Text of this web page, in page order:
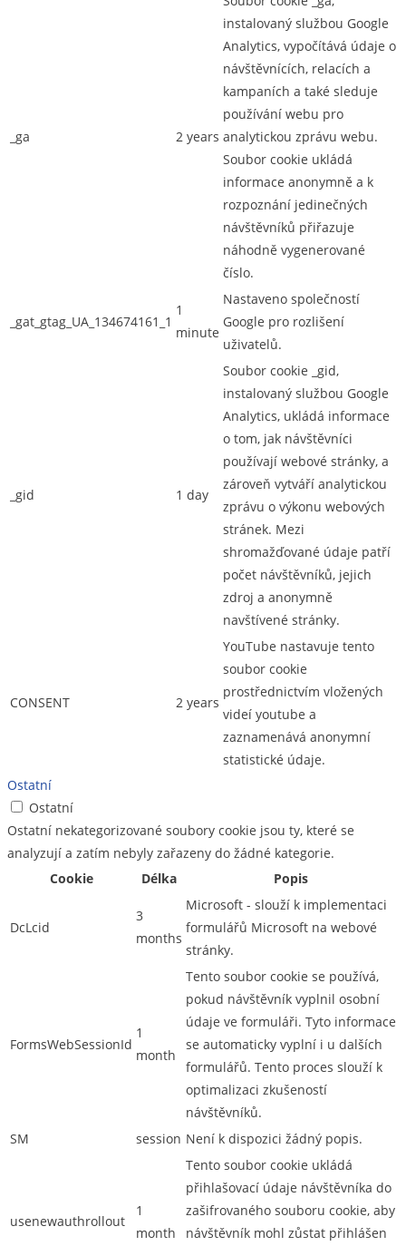
_ga 2 years
instalovaný službou Google
Analytics, vypočítává údaje o
návštěvnících, relacích a
kampaních a také sleduje
používání webu pro
analytickou zprávu webu.
Soubor cookie ukládá
informace anonymně a k
rozpoznání jedinečných
návštěvníků přiřazuje
náhodně vygenerované
číslo.
_gat_gtag_UA_134674161_1
1
minute
Nastaveno společností
Google pro rozlišení
uživatelů.
_gid 1 day
Soubor cookie _gid,
instalovaný službou Google
Analytics, ukládá informace
o tom, jak návštěvníci
používají webové stránky, a
zároveň vytváří analytickou
zprávu o výkonu webových
stránek. Mezi
shromažďované údaje patří
počet návštěvníků, jejich
zdroj a anonymně
navštívené stránky.
CONSENT 2 years
YouTube nastavuje tento
soubor cookie
prostřednictvím vložených
videí youtube a
zaznamenává anonymní
statistické údaje.
Ostatní
Ostatní
Ostatní nekategorizované soubory cookie jsou ty, které se
analyzují a zatím nebyly zařazeny do žádné kategorie.
Cookie
Délka Popis
DcLcid
3
months
Microsoft - slouží k implementaci
formulářů Microsoft na webové
stránky.
FormsWebSessionId
1
month
Tento soubor cookie se používá,
pokud návštěvník vyplnil osobní
údaje ve formuláři. Tyto informace
se automaticky vyplní i u dalších
formulářů. Tento proces slouží k
optimalizaci zkušeností
návštěvníků.
SM
session Není k dispozici žádný popis.
usenewauthrollout
1
month
Tento soubor cookie ukládá
přihlašovací údaje návštěvníka do
zašifrovaného souboru cookie, aby
návštěvník mohl zůstat přihlášen